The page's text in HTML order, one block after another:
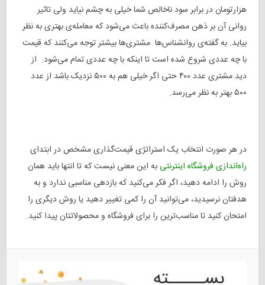
هزارتومان در برابر سود ناخالص شما خیلی به چشم نیاید ولی تاثیر
روانی آن بر ذهن مصرف‌کننده باعث می‌شود که معامله‌ی بهتری به نظر
بیاید. به گفته‌ی روانشناس‌ها مشتری‌ها بیشتر توجه می‌کنند که قیمت
با چه عددی شروع شده است تا اینکه با چه عددی تمام می‌شود. از
دید مشتری عدد ۴۰۰ حتی اگر خیلی هم به ۵۰۰ نزدیک باشد از عدد
۵۰۰ بهتر به نظر می‌رسد.
در هر صورت انتخاب یک استراتژی قیمت‌گذاری مشخص در ابتدای
راه‌اندازی فروشگاه اینترنتی به این معنی نیست که تا انتها باید همان
روش را ادامه دهید، اگر فکر می‌کنید که بازدهی مناسبی ندارد و به
هدفتان نرسیدید، می‌توانید آن را کمی تغییر دهید یا روش دیگری را
امتحان کنید تا مناسب‌ترین را برای فروشگاه و محصولاتتان پیدا کنید.